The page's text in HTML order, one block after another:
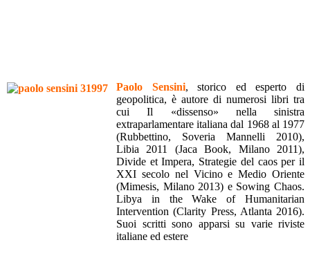
Paolo Sensini, storico ed esperto di
geopolitica, è autore di numerosi libri tra
cui Il «dissenso» nella sinistra
extraparlamentare italiana dal 1968 al 1977
(Rubbettino, Soveria Mannelli 2010),
Libia 2011 (Jaca Book, Milano 2011),
Divide et Impera, Strategie del caos per il
XXI secolo nel Vicino e Medio Oriente
(Mimesis, Milano 2013) e Sowing Chaos.
Libya in the Wake of Humanitarian
Intervention (Clarity Press, Atlanta 2016).
Suoi scritti sono apparsi su varie riviste
italiane ed estere